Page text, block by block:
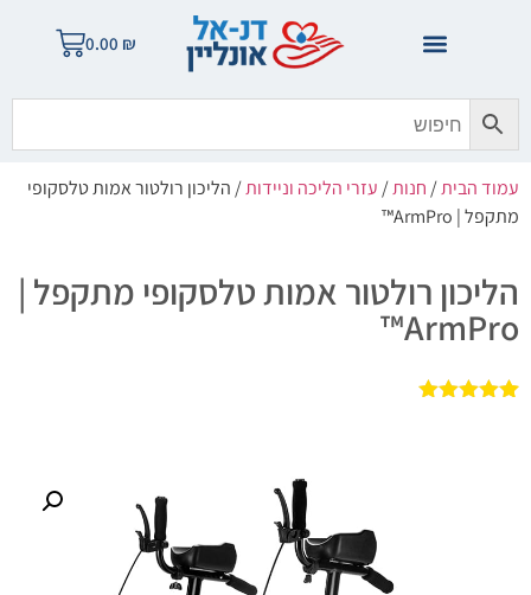
0.00 ₪
עמוד הבית/חנות/עזרי הליכה וניידות/ הליכון רולטור אמות טלסקופי
מתקפל | ArmPro™
הליכון רולטור אמות טלסקופי מתקפל |
ArmPro™